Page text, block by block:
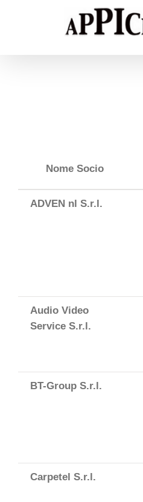
Nome Socio
ADVEN nl S.r.l.
Audio Video
Service S.r.l.
BT-Group S.r.l.
Carpetel S.r.l.